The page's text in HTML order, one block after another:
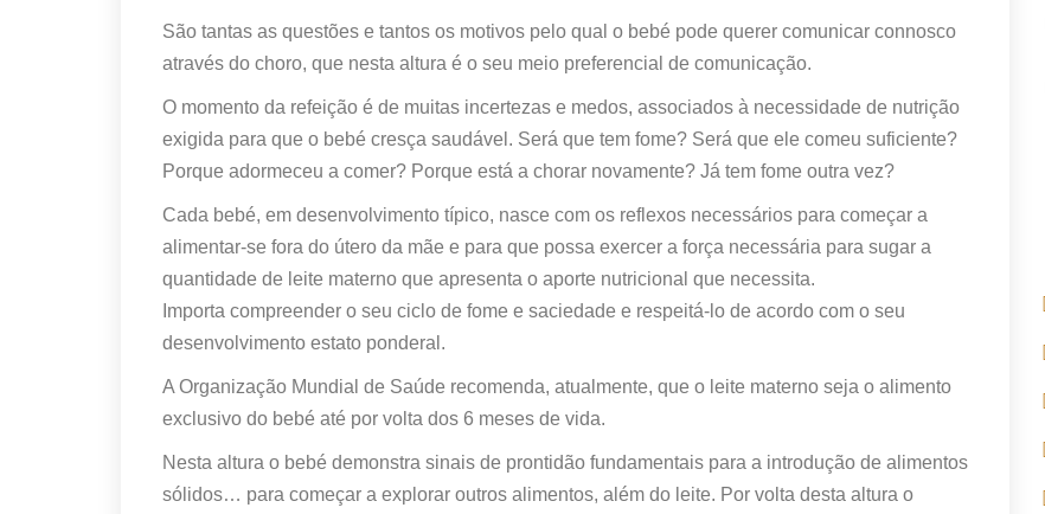
São tantas as questões e tantos os motivos pelo qual o bebé pode querer comunicar connosco
através do choro, que nesta altura é o seu meio preferencial de comunicação.
O momento da refeição é de muitas incertezas e medos, associados à necessidade de nutrição
exigida para que o bebé cresça saudável. Será que tem fome? Será que ele comeu suficiente?
Porque adormeceu a comer? Porque está a chorar novamente? Já tem fome outra vez?
Cada bebé, em desenvolvimento típico, nasce com os reflexos necessários para começar a
alimentar-se fora do útero da mãe e para que possa exercer a força necessária para sugar a
quantidade de leite materno que apresenta o aporte nutricional que necessita.
Importa compreender o seu ciclo de fome e saciedade e respeitá-lo de acordo com o seu
desenvolvimento estato ponderal.
A Organização Mundial de Saúde recomenda, atualmente, que o leite materno seja o alimento
exclusivo do bebé até por volta dos 6 meses de vida.
Nesta altura o bebé demonstra sinais de prontidão fundamentais para a introdução de alimentos
sólidos… para começar a explorar outros alimentos, além do leite. Por volta desta altura o